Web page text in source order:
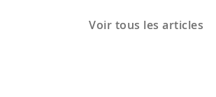
Voir tous les articles